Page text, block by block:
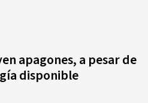
apagones, a pesar de
disponible